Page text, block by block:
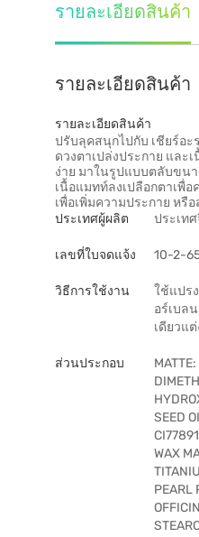
รายละเอียดสินค้า
รายละเอียดสินค้า
รายละเอียดสินค้า
ปรับลุคสนุกไปกับ เชียร์อะ
ดวงตาเปล่งประกาย และ
ง่าย มาในรูปแบบตลับขน
เนื้อแมทท์ลงเปลือกตาเพื่
เพื่อเพิ่มความประกาย หรื
ประเทศผู้ผลิต
ประเท
เลขที่ใบจดแจ้ง 10-2-
วิธีการใช้งาน
ใช้แปร
อร์เบล
เดียวแ
ส่วนประกอบ
SEED
WAX
PEARL